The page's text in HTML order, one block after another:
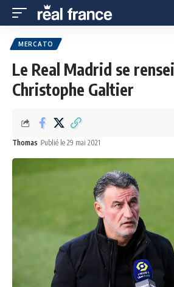
MERCATO
Le Real Madrid se
Christophe Galtier
Thomas Publié le 29 mai 2021